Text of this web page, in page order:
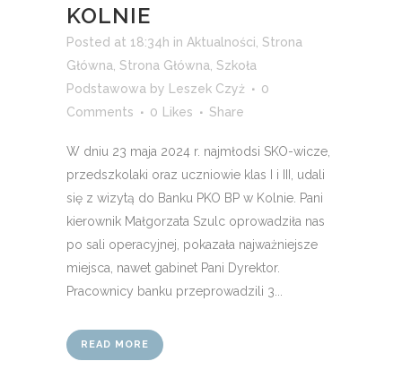
KOLNIE
Posted at 18:34h in Aktualności Strona
Główna Strona Główna Szkoła
Podstawowa by Leszek Czyż
0
Comments
0 Likes Share
W dniu 23 maja 2024 r. najmłodsi SKO-wicze,
przedszkolaki oraz uczniowie klas I i III, udali
się z wizytą do Banku PKO BP w Kolnie. Pani
kierownik Małgorzata Szulc oprowadziła nas
po sali operacyjnej, pokazała najważniejsze
miejsca, nawet gabinet Pani Dyrektor.
Pracownicy banku przeprowadzili 3...
READ MORE